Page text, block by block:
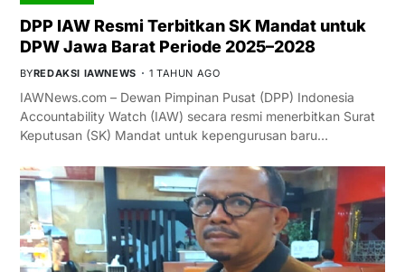
DPP IAW Resmi Terbitkan SK Mandat untuk
DPW Jawa Barat Periode 2025–2028
BYREDAKSI IAWNEWS 1 TAHUN AGO
IAWNews.com – Dewan Pimpinan Pusat (DPP) Indonesia
Accountability Watch (IAW) secara resmi menerbitkan Surat
Keputusan (SK) Mandat untuk kepengurusan baru…